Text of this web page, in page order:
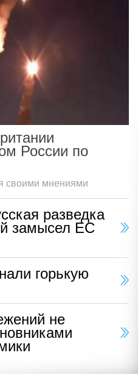
России по
своими мнениями
разведка
замысел ЕС
горькую
не